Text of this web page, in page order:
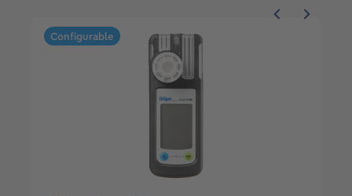
Configurable